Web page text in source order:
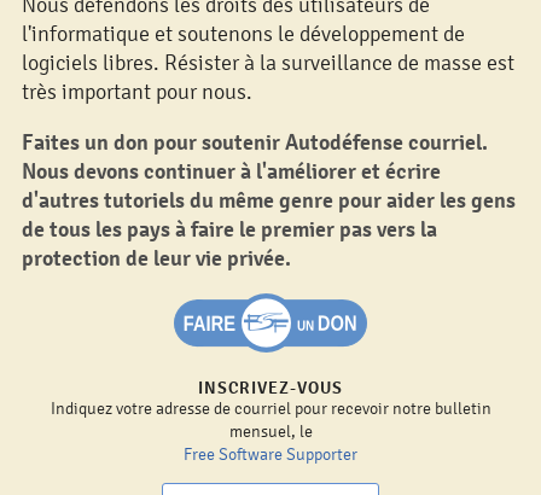
l'informatique et soutenons le développement de
logiciels libres. Résister à la surveillance de masse est
très important pour nous.
Faites un don pour soutenir Autodéfense courriel.
Nous devons continuer à l'améliorer et écrire
d'autres tutoriels du même genre pour aider les gens
de tous les pays à faire le premier pas vers la
protection de leur vie privée.
INSCRIVEZ-VOUS
Indiquez votre adresse de courriel pour recevoir notre bulletin
mensuel, le
Free Software Supporter